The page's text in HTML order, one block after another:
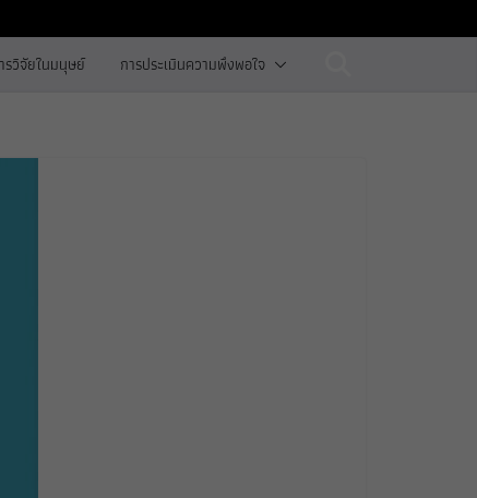
รวิจัยในมนุษย์ การประเมินความพึงพอใจ